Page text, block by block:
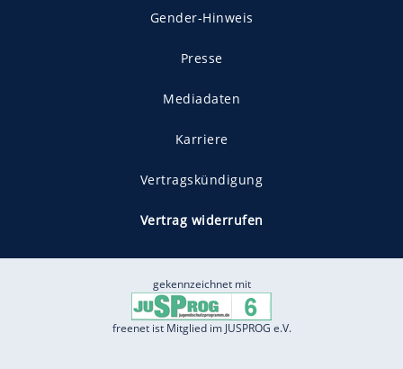
Gender-Hinweis
Presse
Mediadaten
Karriere
Vertragskündigung
Vertrag widerrufen
gekennzeichnet mit
freenet ist Mitglied im JUSPROG e.V.